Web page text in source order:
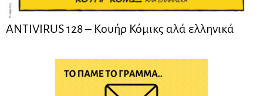
ANTIVIRUS 128 – Kουήρ Κόμικς αλά ελληνικά